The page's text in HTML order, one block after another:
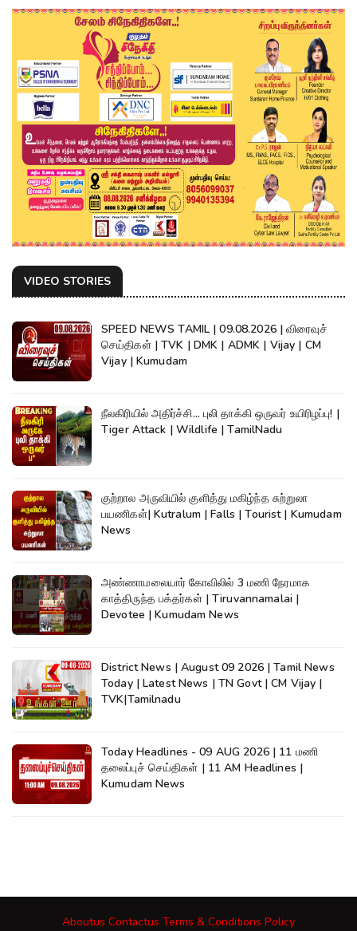
VIDEO STORIES
SPEED NEWS TAMIL | 09.08.2026 | விரைவுச்
செய்திகள் | TVK | DMK | ADMK | Vijay | CM
Vijay | Kumudam
நீலகிரியில் அதிர்ச்சி... புலி தாக்கி ஒருவர் உயிரிழப்பு! |
Tiger Attack | Wildlife | TamilNadu
குற்றால அருவியில் குளித்து மகிழ்ந்த சுற்றுலா
பயணிகள்| Kutralum | Falls | Tourist | Kumudam
News
அண்ணாமலையார் கோவிலில் 3 மணி நேரமாக
காத்திருந்த பக்தர்கள் | Tiruvannamalai |
Devotee | Kumudam News
District News | August 09 2026 | Tamil News
Today | Latest News | TN Govt | CM Vijay |
TVK|Tamilnadu
Today Headlines - 09 AUG 2026 | 11 மணி
தலைப்புச் செய்திகள் | 11 AM Headlines |
Kumudam News
Aboutus Contactus Terms & Conditions Policy